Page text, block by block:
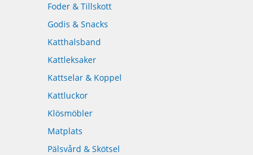
Foder & Tillskott
Godis & Snacks
Katthalsband
Kattleksaker
Kattselar & Koppel
Kattluckor
Klösmöbler
Matplats
Pälsvård & Skötsel